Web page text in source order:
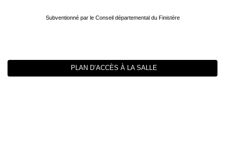
Subventionné par le Conseil départemental du Finistère
PLAN D’ACCÈS À LA SALLE